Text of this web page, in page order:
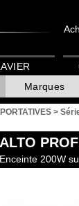
Marques
>
ALTO
Enceinte 200W